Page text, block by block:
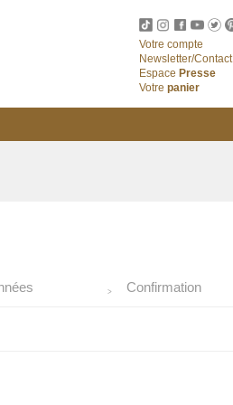
Votre compte
Newsletter/Contact
Espace Presse
Votre panier
Confirmation